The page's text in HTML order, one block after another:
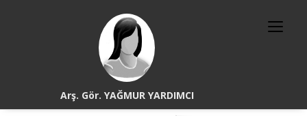
Arş. Gör. YAĞMUR YARDIMCI